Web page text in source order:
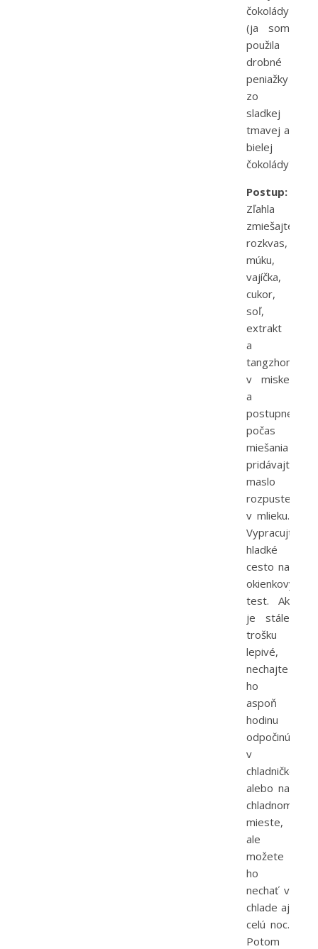
čokolády
(ja som
použila
drobné
peniažky
zo
sladkej
tmavej a
bielej
čokolády)
Postup:
Zľahla
zmiešajte
rozkvas,
múku,
vajíčka,
cukor,
soľ,
extrakt
a
tangzhong
v miske
a
postupne
počas
miešania
pridávajte
maslo
rozpustené
v mlieku.
Vypracujte
hladké
cesto na
okienkový
test. Ak
je stále
trošku
lepivé,
nechajte
ho
aspoň
hodinu
odpočinúť
v
chladničke
alebo na
chladnom
mieste,
ale
možete
ho
nechať v
chlade aj
celú noc.
Potom